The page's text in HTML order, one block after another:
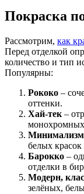
Покраска
Рассмотрим, как
Перед отделкой
количество и тип
Популярны:
Рококо –
оттенки.
Хай-тек –
Минимализм
белых красок
Барокко –
отделки в
Модерн,
зелёных,